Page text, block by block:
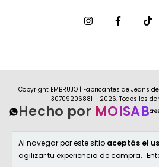
Al navegar por este sitio aceptás el
agilizar tu experiencia de compra.
Copyright EMBRUJO | Fabricantes de Jeans
30709206881 - 2026. Todos los
Hecho por MOISAB